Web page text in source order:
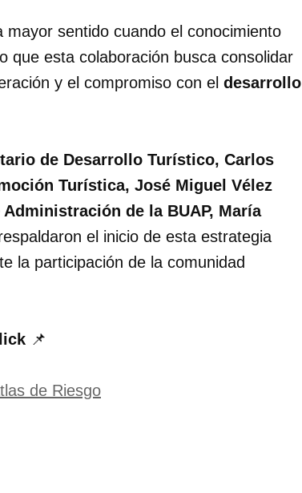
sentido cuando el conocimiento
que esta colaboración busca consolidar
y el compromiso con el desarrollo
de Desarrollo Turístico, Carlos
Turística, José Miguel Vélez
de la BUAP, María
el inicio de esta estrategia
la participación de la comunidad
📌
de Riesgo